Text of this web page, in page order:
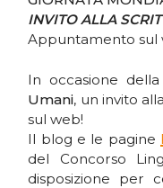
INVITO ALLA
Appuntamento sul
In occasione della
Umani, un invito
sul web!
Il blog e le pagine
del Concorso
disposizione per